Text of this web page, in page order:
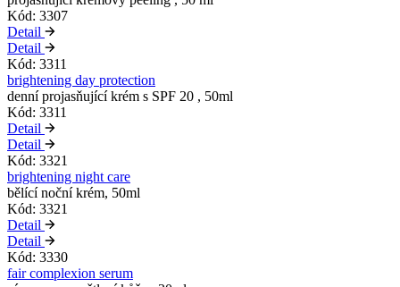
Kód: 3307
Detail
Detail
Kód: 3311
brightening day protection
denní projasňující krém s SPF 20 , 50ml
Kód: 3311
Detail
Detail
Kód: 3321
brightening night care
bělící noční krém, 50ml
Kód: 3321
Detail
Detail
Kód: 3330
fair complexion serum